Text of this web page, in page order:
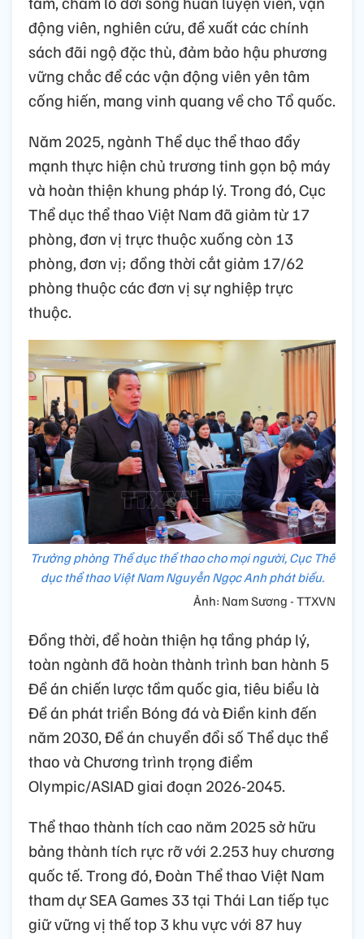
động viên, nghiên cứu, đề xuất các chính
sách đãi ngộ đặc thù, đảm bảo hậu phương
vững chắc để các vận động viên yên tâm
cống hiến, mang vinh quang về cho Tổ quốc.
Năm 2025, ngành Thể dục thể thao đẩy
mạnh thực hiện chủ trương tinh gọn bộ máy
và hoàn thiện khung pháp lý. Trong đó, Cục
Thể dục thể thao Việt Nam đã giảm từ 17
phòng, đơn vị trực thuộc xuống còn 13
phòng, đơn vị; đồng thời cắt giảm 17/62
phòng thuộc các đơn vị sự nghiệp trực
thuộc.
Trưởng phòng Thể dục thể thao cho mọi người, Cục Thể
dục thể thao Việt Nam Nguyễn Ngọc Anh phát biểu.
Ảnh: Nam Sương - TTXVN
Đồng thời, để hoàn thiện hạ tầng pháp lý,
toàn ngành đã hoàn thành trình ban hành 5
Đề án chiến lược tầm quốc gia, tiêu biểu là
Đề án phát triển Bóng đá và Điền kinh đến
năm 2030, Đề án chuyển đổi số Thể dục thể
thao và Chương trình trọng điểm
Olympic/ASIAD giai đoạn 2026-2045.
Thể thao thành tích cao năm 2025 sở hữu
bảng thành tích rực rỡ với 2.253 huy chương
quốc tế. Trong đó, Đoàn Thể thao Việt Nam
tham dự SEA Games 33 tại Thái Lan tiếp tục
giữ vững vị thế top 3 khu vực với 87 huy